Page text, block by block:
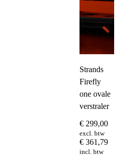
Strands
Firefly
one ovale
verstraler
€ 299,00
excl. btw
€ 361,79
incl. btw